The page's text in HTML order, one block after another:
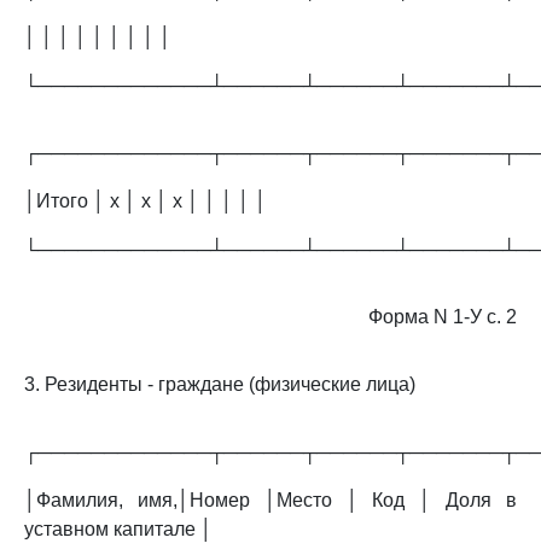
│Итого │ х │ х │ х │ │ │ │ │
Форма N 1-У с. 2
3. Резиденты - граждане (физические лица)
│Фамилия, имя,│Номер │Место │ Код │ Доля в
уставном капитале │